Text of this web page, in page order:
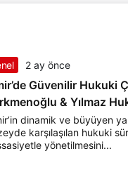
2 ay önce
Güvenilir Hukuki
& Yılmaz
dinamik ve büyüyen
karşılaşılan hukuki
yönetilmesini...